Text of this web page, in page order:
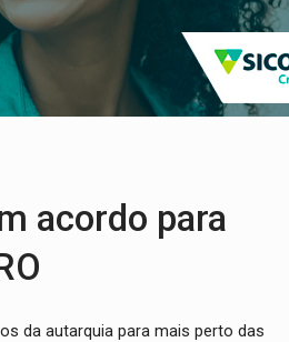
de área atingida por erosão na
o almoço e o jantar
é considerada ilegal pela Justiça
acordo para
da autarquia para mais perto das